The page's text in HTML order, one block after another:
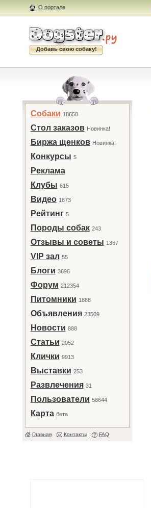
О портале
Добавь свою собаку!
Собаки 18658
Стол заказов Новинка!
Биржа щенков Новинка!
Конкурсы 5
Реклама
Клубы 615
Видео 1873
Рейтинг 5
Породы собак 243
Отзывы и советы 1367
VIP зал 55
Блоги 3696
Форум 212354
Питомники 1888
Объявления 23509
Новости 888
Статьи 2052
Клички 9913
Выставки 253
Развлечения 31
Пользователи 58644
Карта бета
Главная Контакты FAQ